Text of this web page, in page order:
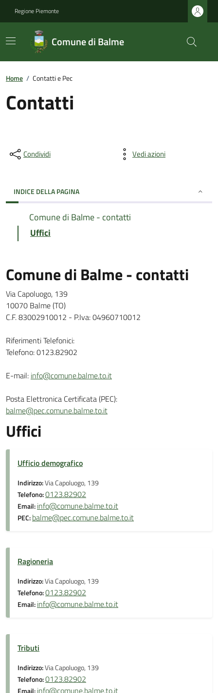
Regione Piemonte
Comune di Balme
Home / Contatti e Pec
Contatti
Condividi Vedi azioni
INDICE DELLA PAGINA
Comune di Balme - contatti
Uffici
Comune di Balme - contatti
Via Capoluogo, 139
10070 Balme (TO)
C.F. 83002910012 - P.Iva: 04960710012
Riferimenti Telefonici:
Telefono: 0123.82902
E-mail: info@comune.balme.to.it
Posta Elettronica Certificata (PEC):
balme@pec.comune.balme.to.it
Uffici
Ufficio demografico
Indirizzo:Via Capoluogo, 139
Telefono:0123.82902
Email:info@comune.balme.to.it
PEC:balme@pec.comune.balme.to.it
Ragioneria
Indirizzo:Via Capoluogo, 139
Telefono:0123.82902
Email:info@comune.balme.to.it
Tributi
Indirizzo:Via Capoluogo, 139
Telefono:0123.82902
info@comune.balme.to.it